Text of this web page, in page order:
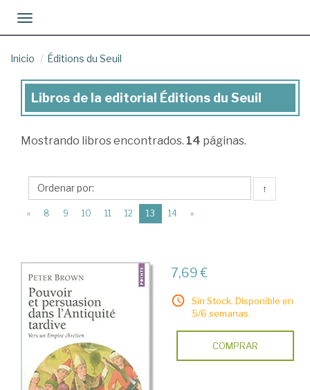
Toggle navigation
Inicio Éditions du Seuil
Libros
la
Éditions
du
Libros de la editorial Éditions du Seuil
Mostrando libros encontrados. 14 páginas.
↑
« 8 9 10 11 12 13 (current)
14 »
7,69 €
Sin Stock. Disponible en
5/6 semanas.
COMPRAR